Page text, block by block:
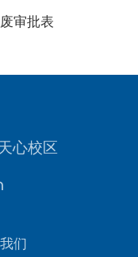
审批表
心校区
们